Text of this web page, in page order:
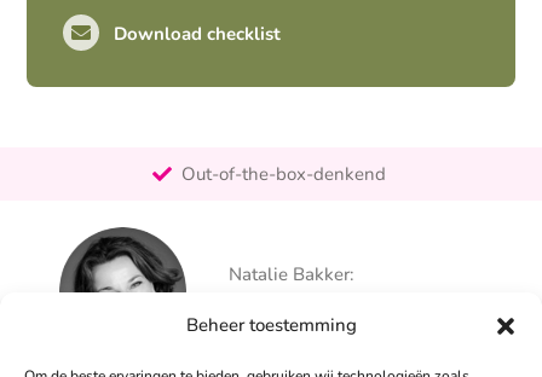
Beheer toestemming
Download checklist
Out-of-the-box-denkend
Persoonlijk
Natalie Bakker:
info@alertpromotie.nl